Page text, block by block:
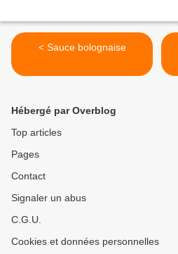
< Sauce bolognaise
Hébergé par Overblog
Top articles
Pages
Contact
Signaler un abus
C.G.U.
Cookies et données personnelles